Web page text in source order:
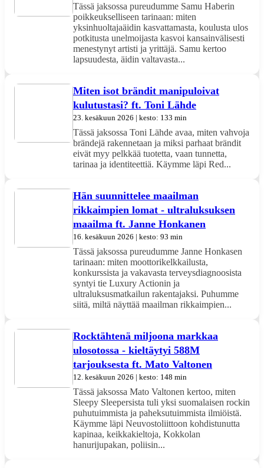
Tässä jaksossa pureudumme Samu Haberin
poikkeukselliseen tarinaan: miten
yksinhuoltajaäidin kasvattamasta, koulusta ulos
potkitusta unelmoijasta kasvoi kansainvälisesti
menestynyt artisti ja yrittäjä. Samu kertoo
lapsuudesta, äidin valtavasta...
Miten isot brändit manipuloivat
kulutustasi? ft. Toni Lähde
23. kesäkuun 2026 | kesto: 133 min
Tässä jaksossa Toni Lähde avaa, miten vahvoja
brändejä rakennetaan ja miksi parhaat brändit
eivät myy pelkkää tuotetta, vaan tunnetta,
tarinaa ja identiteettiä. Käymme läpi Red...
Hän suunnittelee maailman
rikkaimpien lomat - ultraluksuksen
maailma ft. Janne Honkanen
16. kesäkuun 2026 | kesto: 93 min
Tässä jaksossa pureudumme Janne Honkasen
tarinaan: miten moottorikelkkailusta,
konkurssista ja vakavasta terveysdiagnoosista
syntyi tie Luxury Actionin ja
ultraluksusmatkailun rakentajaksi. Puhumme
siitä, miltä näyttää maailman rikkaimpien...
Rocktähtenä miljoona markkaa
ulosotossa - kieltäytyi 588M
tarjouksesta ft. Mato Valtonen
12. kesäkuun 2026 | kesto: 148 min
Tässä jaksossa Mato Valtonen kertoo, miten
Sleepy Sleepersista tuli yksi suomalaisen rockin
puhutuimmista ja paheksutuimmista ilmiöistä.
Käymme läpi Neuvostoliittoon kohdistunutta
kapinaa, keikkakieltoja, Kokkolan
hanurijupakan, poliisin...